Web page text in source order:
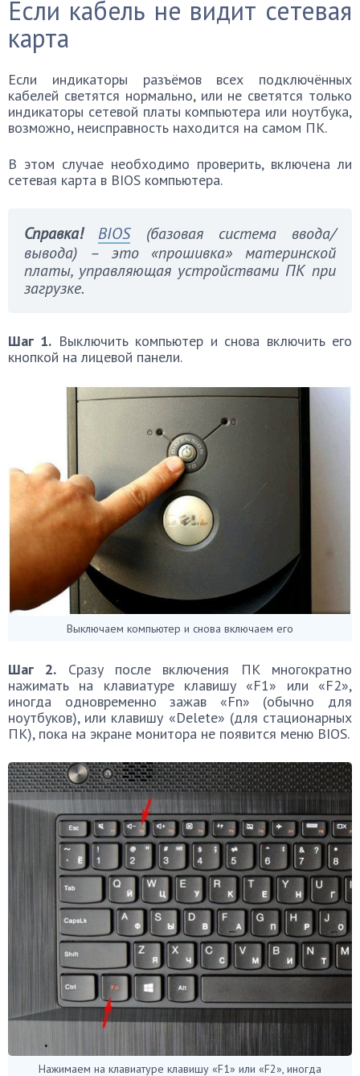
Если кабель не видит сетевая
карта
Если индикаторы разъёмов всех подключённых
кабелей светятся нормально, или не светятся только
индикаторы сетевой платы компьютера или ноутбука,
возможно, неисправность находится на самом ПК.
В этом случае необходимо проверить, включена ли
сетевая карта в BIOS компьютера.
Справка! BIOS(базовая система ввода/
вывода) – это «прошивка» материнской
платы, управляющая устройствами ПК при
загрузке.
Шаг 1. Выключить компьютер и снова включить его
кнопкой на лицевой панели.
Выключаем компьютер и снова включаем его
Шаг 2. Сразу после включения ПК многократно
нажимать на клавиатуре клавишу «F1» или «F2»,
иногда одновременно зажав «Fn» (обычно для
ноутбуков), или клавишу «Delete» (для стационарных
ПК), пока на экране монитора не появится меню BIOS.
Нажимаем на клавиатуре клавишу «F1» или «F2», иногда